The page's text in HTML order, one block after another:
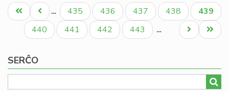
en
Pagination
Unua
paĝo
Antaŭa
paĝo
… Paĝo
435 Paĝo
436 Paĝo
437 Paĝo
438
Aktuala
paĝo
439
Paĝo
440 Paĝo
441 Paĝo
442 Paĝo
443 …
Last
page
Next
page
SERĈO